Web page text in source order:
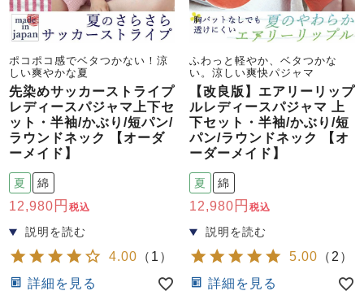
春 夏 秋 冬
売れ筋ランキング
- Item Ranking -
すべての季節のパジャマ一覧はこちら
すべてのキッ
ズ
ガールズ前開
き
ガールズかぶ
り
ボーイズ長袖
き
ポコポコ感でベタつかない！涼
しい爽やかな夏
先染めサッカーストライプ
レディースパジャマ上下セ
ット・半袖/かぶり/短パン/
ラウンドネック 【オーダ
ーメイド】
夏 綿
12,980 税込
4.00 （ 1 ）
詳細を見る
ふわっと軽やか、ベタつかな
い。涼しい爽快パジャマ
【改良版】エアリーリップ
ルレディースパジャマ 上
下セット・半袖/かぶり/短
パン/ラウンドネック 【オ
ーダーメイド】
夏 綿
12,980 税込
5.00 （ 2 ）
詳細を見る